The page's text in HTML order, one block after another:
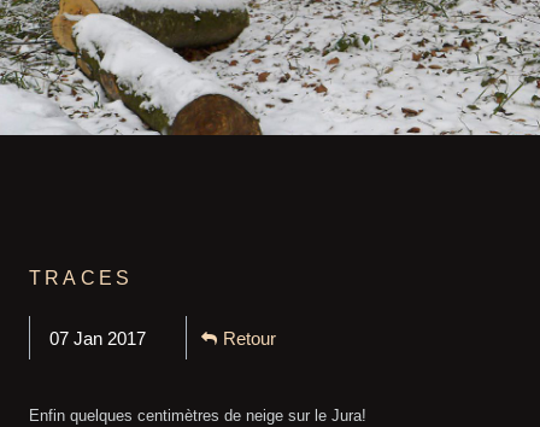
TRACES
07 Jan 2017 Retour
Enfin quelques centimètres de neige sur le Jura!